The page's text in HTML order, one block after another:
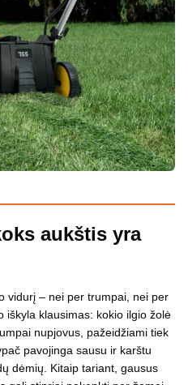
aukštis yra
vidurį – nei per trumpai, nei per
iškyla klausimas: kokio ilgio žolė
nupjovus, pažeidžiami tiek
pavojinga sausu ir karštu
dėmių. Kitaip tariant, gausus